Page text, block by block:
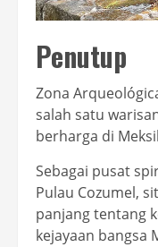
Penutup
Zona
salah satu
berharga di
Sebagai pusat
Pulau Cozumel,
panjang tentang
kejayaan bangsa